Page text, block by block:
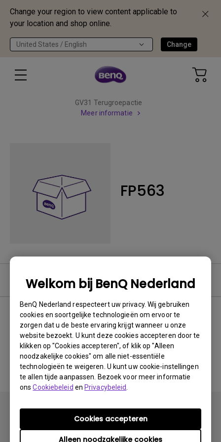
Change your region to view content applicable to
your location and shop online.
United States / English Change
Welkom bij BenQ Nederland
BenQ Nederland respecteert uw privacy. Wij gebruiken
cookies en soortgelijke technologieën om ervoor te
zorgen dat u de beste ervaring krijgt wanneer u onze
website bezoekt. U kunt deze cookies accepteren door te
klikken op "Cookies accepteren", of klik op "Alleen
noodzakelijke cookies" om alle niet-essentiële
technologieën te weigeren. U kunt uw cookie-instellingen
te allen tijde aanpassen. Bezoek voor meer informatie
onsCookiebeleid enPrivacybeleid
Alleen noodzakelijke cookies
Cookies accepteren
GV31 Terugroepactie
Meer informatie
FP563
Gebruikershandleiding
Geen gerelateerde
handleiding